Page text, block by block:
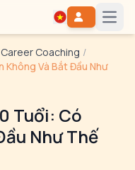
Career Coaching /
Không Và Bắt Đầu Như
Tuổi: Có
Như Thế